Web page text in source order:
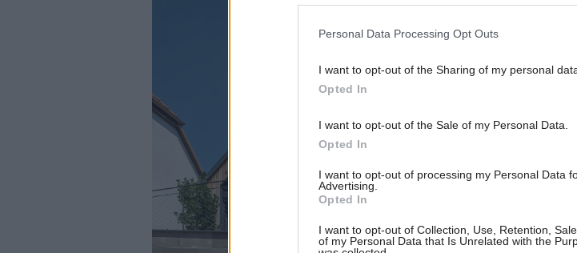
Personal Data Processing Opt Outs
I want to opt-out of the Sharing of my personal
Opted In
I want to opt-out of the Sale of my Personal Data.
Opted In
I want to opt-out of processing my Personal Data
Advertising.
Opted In
I want to opt-out of Collection, Use, Retention,
of my Personal Data that Is Unrelated with the